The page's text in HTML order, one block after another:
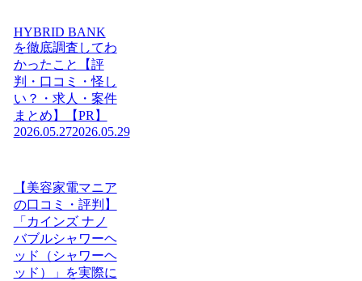
HYBRID BANK
を徹底調査してわ
かったこと【評
判・口コミ・怪し
い？・求人・案件
まとめ】【PR】
2026.05.272026.05.29
【美容家電マニア
の口コミ・評判】
「カインズ ナノ
バブルシャワーヘ
ッド（シャワーヘ
ッド）」を実際に